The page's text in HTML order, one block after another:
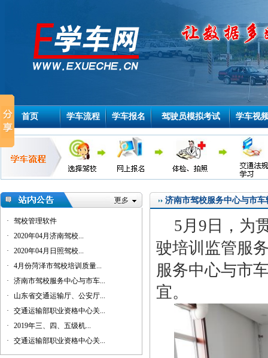
首页 学车流程 学车报名 驾驶员模拟考试 学车视
·
驾校管理软件
·
2020年04月济南驾校...
·
2020年04月日照驾校...
·
4月份菏泽市驾校培训质量...
·
济南市驾校服务中心与市车...
·
山东省交通运输厅、公安厅...
·
交通运输部职业资格中心关...
·
2019年三、四、五级机...
·
交通运输部职业资格中心关...
济南市驾校服务中心与市
5月9日，为
驶培训监管服
服务中心与市
宜。